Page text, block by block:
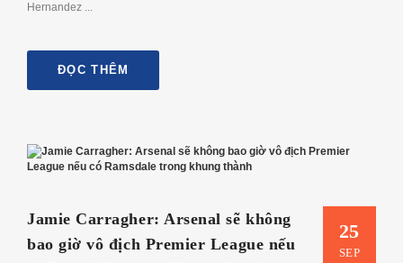
Hernandez ...
ĐỌC THÊM
25
SEP
Jamie Carragher: Arsenal sẽ không
bao giờ vô địch Premier League nếu